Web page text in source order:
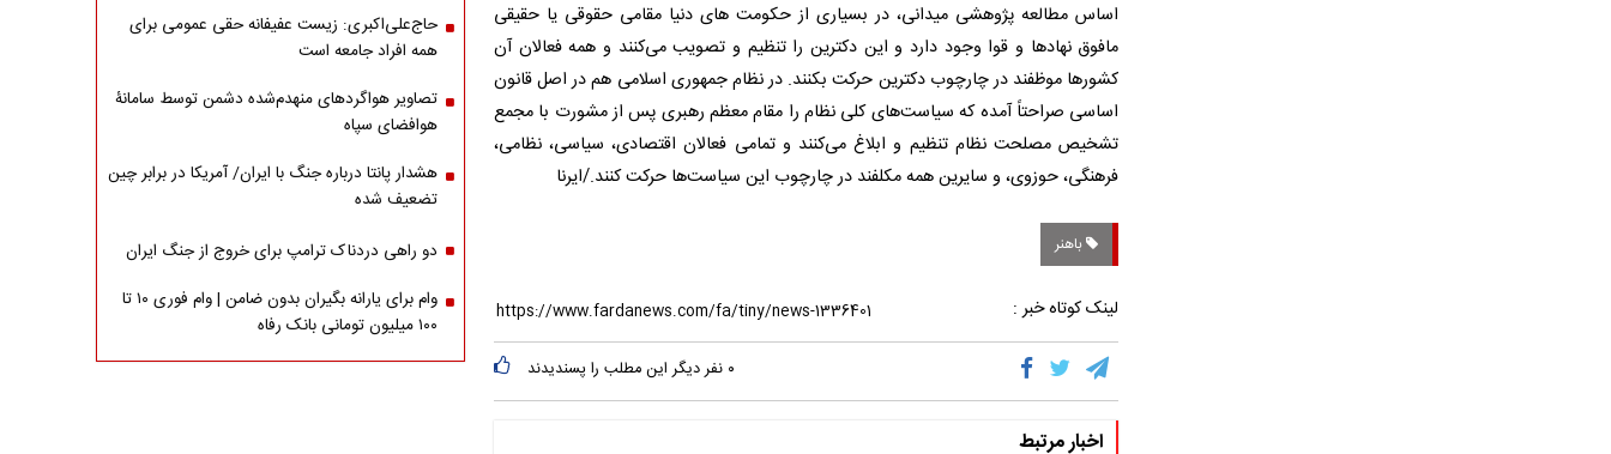
اساس مطالعه پژوهشی میدانی، در بسیاری از حکومت های دنیا مقامی حقوقی یا حقیقی
مافوق نهادها و قوا وجود دارد و این دکترین را تنظیم و تصویب می‌کنند و همه فعالان آن
کشورها موظفند در چارچوب دکترین حرکت بکنند. در نظام جمهوری اسلامی هم در اصل قانون
اساسی صراحتاً آمده که سیاست‌های کلی نظام را مقام معظم رهبری پس از مشورت با مجمع
تشخیص مصلحت نظام تنظیم و ابلاغ می‌کنند و تمامی فعالان اقتصادی، سیاسی، نظامی،
فرهنگی، حوزوی، و سایرین همه مکلفند در چارچوب این سیاست‌ها حرکت کنند./ایرنا
باهنر
لینک کوتاه خبر :
۰ نفر دیگر این مطلب را پسندیدند
اخبار مرتبط
حاج‌علی‌اکبری: زیست عفیفانه حقی عمومی برای
همه افراد جامعه است
تصاویر هواگردهای منهدم‌شده دشمن توسط سامانۀ
هوافضای سپاه
هشدار پانتا درباره جنگ با ایران/ آمریکا در برابر چین
تضعیف شده
دو راهی دردناک ترامپ برای خروج از جنگ ایران
وام برای یارانه بگیران بدون ضامن | وام فوری ۱۰ تا
۱۰۰ میلیون تومانی بانک رفاه